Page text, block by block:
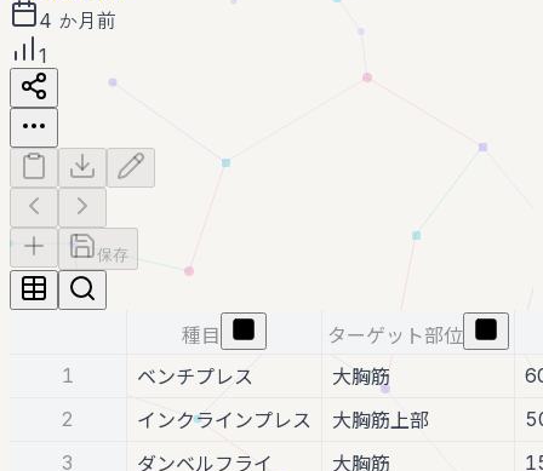
4 か月前
1
保存
種目
ターゲット部位
1
ベンチプレス 大胸筋
2
インクラインプレス 大胸筋上部
3
ダンベルフライ 大胸筋